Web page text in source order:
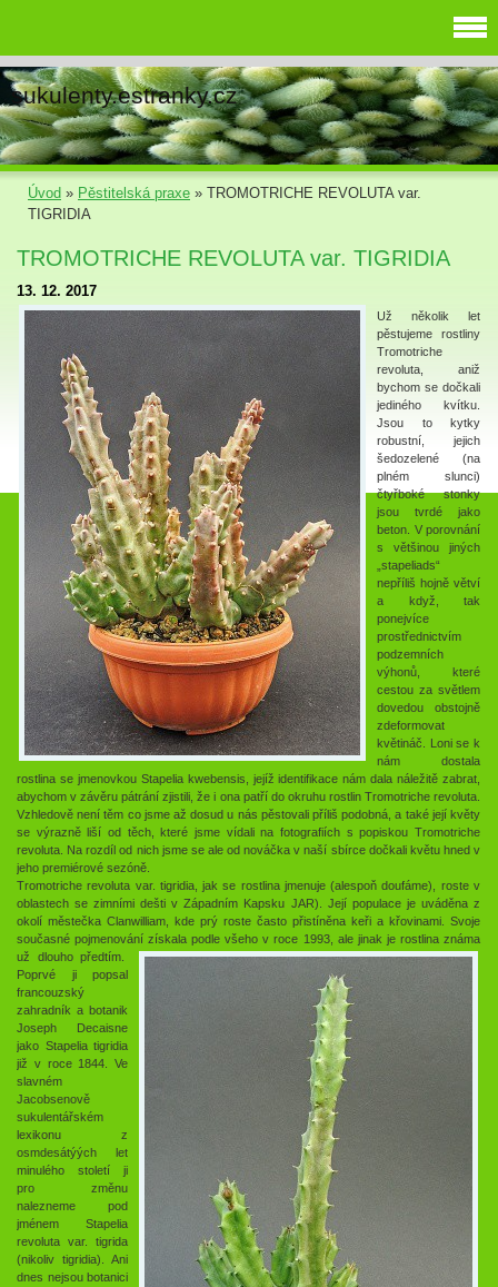
sukulenty.estranky.cz
Úvod » Pěstitelská praxe » TROMOTRICHE REVOLUTA var.
TIGRIDIA
TROMOTRICHE REVOLUTA var. TIGRIDIA
13. 12. 2017
Už několik let
pěstujeme rostliny
Tromotriche
revoluta, aniž
bychom se dočkali
jediného kvítku.
Jsou to kytky
robustní, jejich
šedozelené (na
plném slunci)
čtyřboké stonky
jsou tvrdé jako
beton. V porovnání
s většinou jiných
„stapeliads“
nepříliš hojně větví
a když, tak
ponejvíce
prostřednictvím
podzemních
výhonů, které
cestou za světlem
dovedou obstojně
zdeformovat
květináč. Loni se k
nám dostala
rostlina se jmenovkou Stapelia kwebensis, jejíž identifikace nám dala náležitě zabrat,
abychom v závěru pátrání zjistili, že i ona patří do okruhu rostlin Tromotriche revoluta.
Vzhledově není těm co jsme až dosud u nás pěstovali příliš podobná, a také její květy
se výrazně liší od těch, které jsme vídali na fotografiích s popiskou Tromotriche
revoluta. Na rozdíl od nich jsme se ale od nováčka v naší sbírce dočkali květu hned v
jeho premiérové sezóně.
Tromotriche revoluta var. tigridia, jak se rostlina jmenuje (alespoň doufáme), roste v
oblastech se zimními dešti v Západním Kapsku JAR). Její populace je uváděna z
okolí městečka Clanwilliam, kde prý roste často přistíněna keři a křovinami. Svoje
současné pojmenování získala podle všeho v roce 1993, ale jinak je rostlina známa
už dlouho předtím.
Poprvé ji popsal
francouzský
zahradník a botanik
Joseph Decaisne
jako Stapelia tigridia
již v roce 1844. Ve
slavném
Jacobsenově
sukulentářském
lexikonu z
osmdesátýých let
minulého století ji
pro změnu
nalezneme pod
jménem Stapelia
revoluta var. tigrida
(nikoliv tigridia). Ani
dnes nejsou botanici